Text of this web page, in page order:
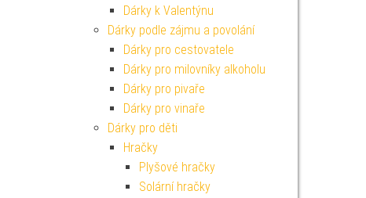
Dárky k Valentýnu
Dárky podle zájmu a povolání
Dárky pro cestovatele
Dárky pro milovníky alkoholu
Dárky pro pivaře
Dárky pro vinaře
Dárky pro děti
Hračky
Plyšové hračky
Solární hračky